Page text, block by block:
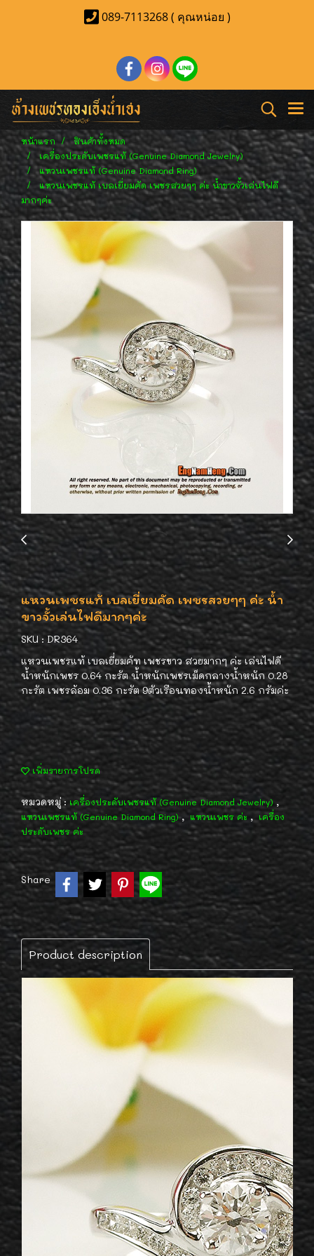
089-7113268 ( คุณหน่อย )
หน้าแรก
สินค้าทั้งหมด
เครื่องประดับเพชรแท้ (Genuine Diamond Jewelry)
แหวนเพชรแท้ (Genuine Diamond Ring)
แหวนเพชรแท้ เบลเยี่ยมคัด เพชรสวยๆๆ ค่ะ น้ำขาวจั้วเล่นไฟดี
มากๆค่ะ
แหวนเพชรแท้ เบลเยี่ยมคัด เพชรสวยๆๆ ค่ะ น้ำ
ขาวจั้วเล่นไฟดีมากๆค่ะ
SKU : DR364
แหวนเพชรแท้ เบลเยี่ยมคัท เพชรขาว สวยมากๆ ค่ะ เล่นไฟดี
น้ำหนักเพชร 0.64 กะรัต น้ำหนักเพชรเม็ดกลางน้ำหนัก 0.28
กะรัต เพชรล้อม 0.36 กะรัต 9ตัวเรือนทองน้ำหนัก 2.6 กรัมค่ะ
เพิ่มรายการโปรด
หมวดหมู่ : เครื่องประดับเพชรแท้ (Genuine Diamond Jewelry) ,
แหวนเพชรแท้ (Genuine Diamond Ring), แหวนเพชร ค่ะ, เครื่อง
ประดับเพชร ค่ะ
Share
Product description